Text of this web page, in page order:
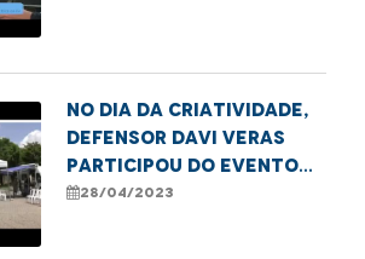
Cidadania Transgênero
No Dia da Criatividade,
defensor Davi Veras
participou do evento
da ONG Justiça e Paz se
28/04/2023